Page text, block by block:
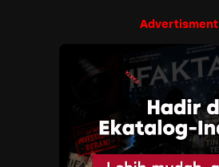
Advertisment